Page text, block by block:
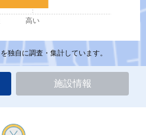
高い
独自に調査・集計しています。
施設情報